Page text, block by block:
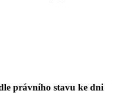
právního stavu ke dni